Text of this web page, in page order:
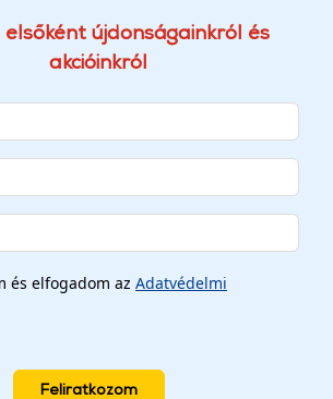
újdonságainkról és
akcióinkról
és elfogadom az Adatvédelmi
Feliratkozom